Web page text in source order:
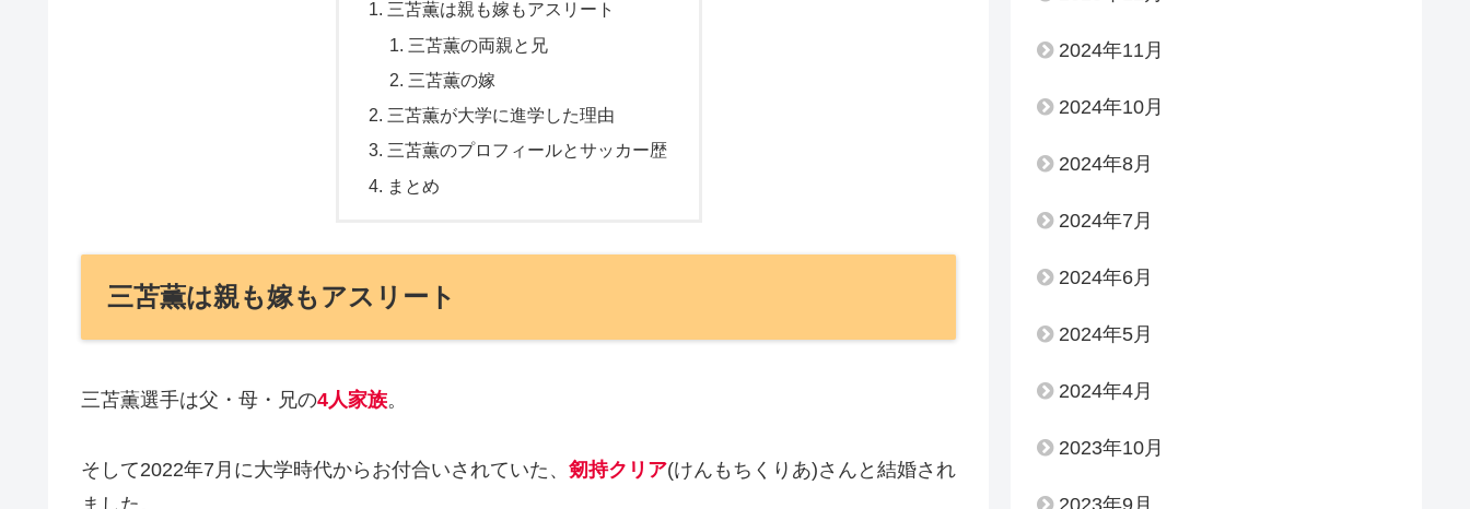
三苫薫は親も嫁もアスリート
三苫薫の両親と兄
三苫薫の嫁
三苫薫が大学に進学した理由
三苫薫のプロフィールとサッカー歴
まとめ
三苫薫は親も嫁もアスリート
三苫薫選手は父・母・兄の4人家族。
そして2022年7月に大学時代からお付合いされていた、 剱持クリア(けんもちくりあ)さんと結婚され
ました。
2024年11月
2024年10月
2024年8月
2024年7月
2024年6月
2024年5月
2024年4月
2023年10月